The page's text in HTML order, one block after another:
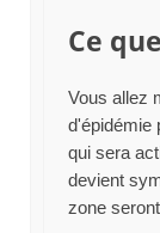
Ce
Vous allez
d'épidémie
qui sera
devient
zone